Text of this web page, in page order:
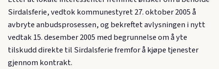
Sirdalsferie, vedtok kommunestyret 27. oktober 2005 å
avbryte anbudsprosessen, og bekreftet avlysningen i nytt
vedtak 15. desember 2005 med begrunnelse om å yte
tilskudd direkte til Sirdalsferie fremfor å kjøpe tjenester
gjennom kontrakt.